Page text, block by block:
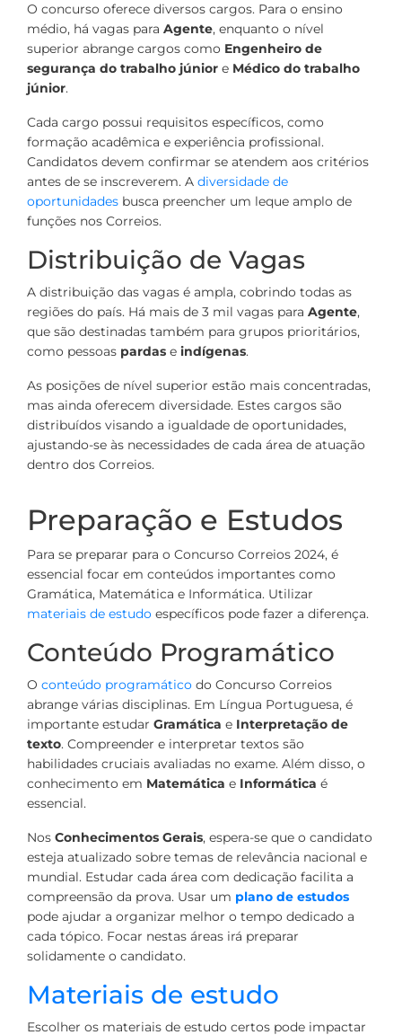
O concurso oferece diversos cargos. Para o ensino
médio, há vagas para Agente, enquanto o nível
superior abrange cargos como Engenheiro de
segurança do trabalho júnior e Médico do trabalho
júnior.
Cada cargo possui requisitos específicos, como
formação acadêmica e experiência profissional.
Candidatos devem confirmar se atendem aos critérios
antes de se inscreverem. A diversidade de
oportunidades busca preencher um leque amplo de
funções nos Correios.
Distribuição de Vagas
A distribuição das vagas é ampla, cobrindo todas as
regiões do país. Há mais de 3 mil vagas para Agente,
que são destinadas também para grupos prioritários,
como pessoas pardas e indígenas.
As posições de nível superior estão mais concentradas,
mas ainda oferecem diversidade. Estes cargos são
distribuídos visando a igualdade de oportunidades,
ajustando-se às necessidades de cada área de atuação
dentro dos Correios.
Preparação e Estudos
Para se preparar para o Concurso Correios 2024, é
essencial focar em conteúdos importantes como
Gramática, Matemática e Informática. Utilizar
materiais de estudo específicos pode fazer a diferença.
Conteúdo Programático
O conteúdo programático do Concurso Correios
abrange várias disciplinas. Em Língua Portuguesa, é
importante estudar Gramática e Interpretação de
texto. Compreender e interpretar textos são
habilidades cruciais avaliadas no exame. Além disso, o
conhecimento em Matemática e Informática é
essencial.
Nos Conhecimentos Gerais, espera-se que o candidato
esteja atualizado sobre temas de relevância nacional e
mundial. Estudar cada área com dedicação facilita a
compreensão da prova. Usar um plano de estudos
pode ajudar a organizar melhor o tempo dedicado a
cada tópico. Focar nestas áreas irá preparar
solidamente o candidato.
Materiais de estudo
Escolher os materiais de estudo certos pode impactar